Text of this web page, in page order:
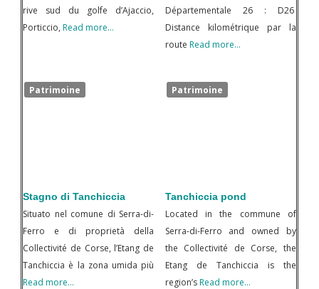
rive sud du golfe d’Ajaccio,
Porticcio, Read more…
Départementale 26 : D26
Distance kilométrique par la
route Read more…
Patrimoine
Stagno di Tanchiccia
Situato nel comune di Serra-di-
Ferro e di proprietà della
Collectivité de Corse, l’Etang de
Tanchiccia è la zona umida più
Read more…
Patrimoine
Tanchiccia pond
Located in the commune of
Serra-di-Ferro and owned by
the Collectivité de Corse, the
Etang de Tanchiccia is the
region’sRead more…